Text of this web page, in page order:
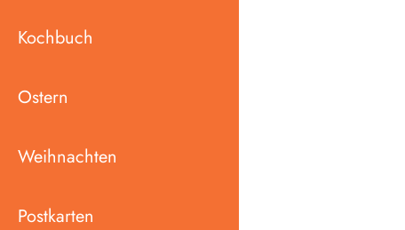
Kochbuch
Ostern
Weihnachten
Postkarten